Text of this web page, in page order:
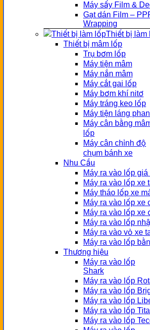
Máy sấy Film &
Gạt dán Film –
Wrapping
Thiết bị làm
Thiết bị mâm lốp
Trụ bơm lốp
Máy tiện mâm
Máy nắn mâm
Máy cắt gai lốp
Máy bơm khí nitơ
Máy tráng keo lốp
Máy tiện láng
Máy cân bằng
lốp
Máy cân chỉnh độ
chụm bánh xe
Nhu Cầu
Máy ra vào lốp giá
Máy ra vào lốp xe
Máy tháo lốp xe
Máy ra vào lốp xe
Máy ra vào lốp xe
Máy ra vào lốp
Máy ra vào vỏ xe
Máy ra vào lốp
Thương hiệu
Máy ra vào lốp
Shark
Máy ra vào lốp
Máy ra vào lốp
Máy ra vào lốp
Máy ra vào lốp
Máy ra vào lốp